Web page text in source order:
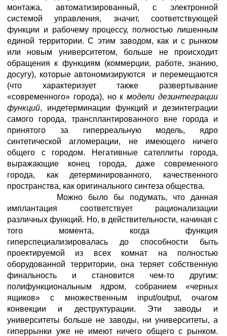
монтажа, автоматизированный, с электронной
системой управления, значит, соответствующей
функции и рабочему процессу, полностью лишенным
единой территории. С этим заводом, как и с рынком
или новым университетом, больше не происходит
обращения к функциям (коммерции, работе, знанию,
досугу), которые автономизируются и перемещаются
(что характеризует также развертывание
«современного» города), но кмодели дезинтеграции
функций, индетерминации функций и дезинтеграции
самого города, трансплантированного вне города и
принятого за гиперреальную модель, ядро
синтетической агломерации, не имеющего ничего
общего с городом. Негативные сателлиты города,
выражающие конец города, даже современного
города, как детерминированного, качественного
пространства, как оригинального синтеза общества.
Можно было бы подумать, что данная
имплантация соответствует рационализации
различных функций. Но, в действительности, начиная с
того момента, когда функция
гиперспециализировалась до способности быть
проектируемой из всех комнат на полностью
оборудованной территории, она теряет собственную
финальность и становится чем-то другим:
полифункциональным ядром, собранием «черных
ящиков» с множественным input/output, очагом
конвекции и деструктурации. Эти заводы и
университеты больше не заводы, ни университеты, а
гиперрынки уже не имеют ничего общего с рынком.